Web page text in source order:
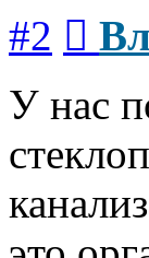
#2
У нас